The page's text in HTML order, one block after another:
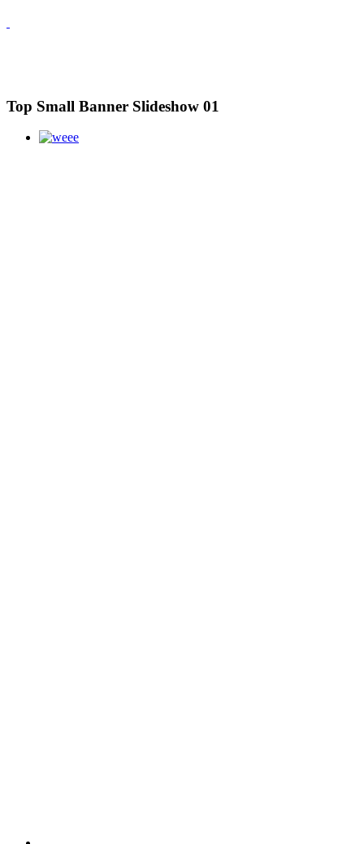
Top Small Banner Slideshow 01